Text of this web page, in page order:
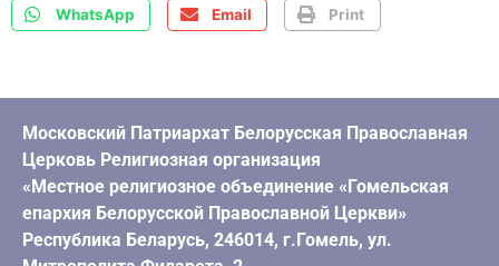
WhatsApp Email Print
Московский Патриархат Белорусская Православная
Церковь Религиозная организация
«Местное религиозное объединение «Гомельская
епархия Белорусской Православной Церкви»
Республика Беларусь, 246014, г.Гомель, ул.